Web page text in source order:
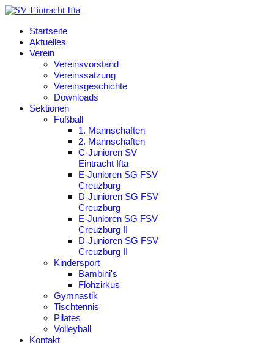
Startseite
Aktuelles
Verein
Vereinsvorstand
Vereinssatzung
Vereinsgeschichte
Downloads
Sektionen
Fußball
1. Mannschaften
2. Mannschaften
C-Junioren SV
Eintracht Ifta
E-Junioren SG FSV
Creuzburg
D-Junioren SG FSV
Creuzburg
E-Junioren SG FSV
Creuzburg II
D-Junioren SG FSV
Creuzburg II
Kindersport
Bambini's
Flohzirkus
Gymnastik
Tischtennis
Pilates
Volleyball
Kontakt